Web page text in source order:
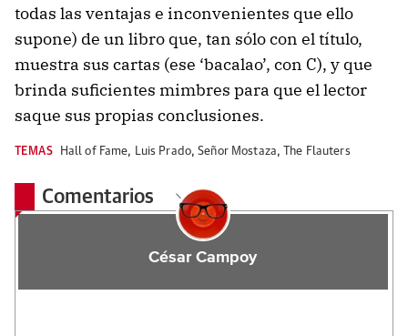
todas las ventajas e inconvenientes que ello
supone) de un libro que, tan sólo con el título,
muestra sus cartas (ese ‘bacalao’, con C), y que
brinda suficientes mimbres para que el lector
saque sus propias conclusiones.
TEMAS Hall of Fame, Luis Prado,Señor Mostaza, The Flauters
Comentarios
César Campoy